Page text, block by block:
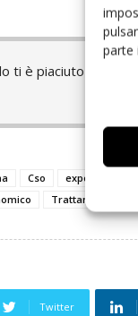
parte
ti è piaciuto e vuoi
Cso export
Trattamento a
Twitter